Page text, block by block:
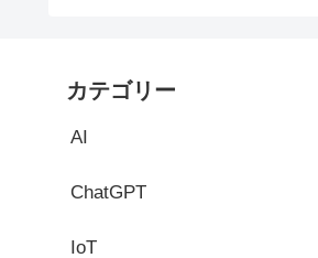
カテゴリー
AI
ChatGPT
IoT